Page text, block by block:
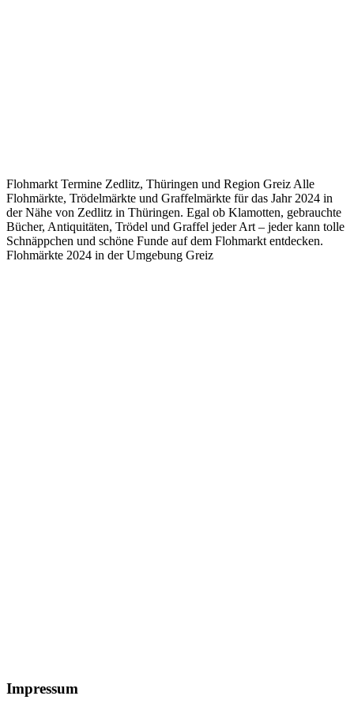
Flohmarkt Termine Zedlitz, Thüringen und Region Greiz Alle
Flohmärkte, Trödelmärkte und Graffelmärkte für das Jahr 2024 in
der Nähe von Zedlitz in Thüringen. Egal ob Klamotten, gebrauchte
Bücher, Antiquitäten, Trödel und Graffel jeder Art – jeder kann tolle
Schnäppchen und schöne Funde auf dem Flohmarkt entdecken.
Flohmärkte 2024 in der Umgebung Greiz
Footer
Impressum